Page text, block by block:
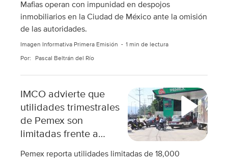
Mafias operan con impunidad en despojos
inmobiliarios en la Ciudad de México ante la omisión
de las autoridades.
Imagen Informativa Primera Emisión 1 min de lectura
Por: Pascal Beltrán del Río
IMCO advierte que
utilidades trimestrales
de Pemex son
limitadas frente a
Pemex reporta utilidades limitadas de 18,000